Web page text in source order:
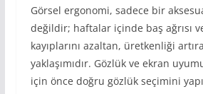
Görsel ergonomi, sadece bir
değildir; haftalar içinde baş ağrısı
kayıplarını azaltan, üretkenliği
yaklaşımıdır. Gözlük ve ekran
için önce doğru gözlük seçimini